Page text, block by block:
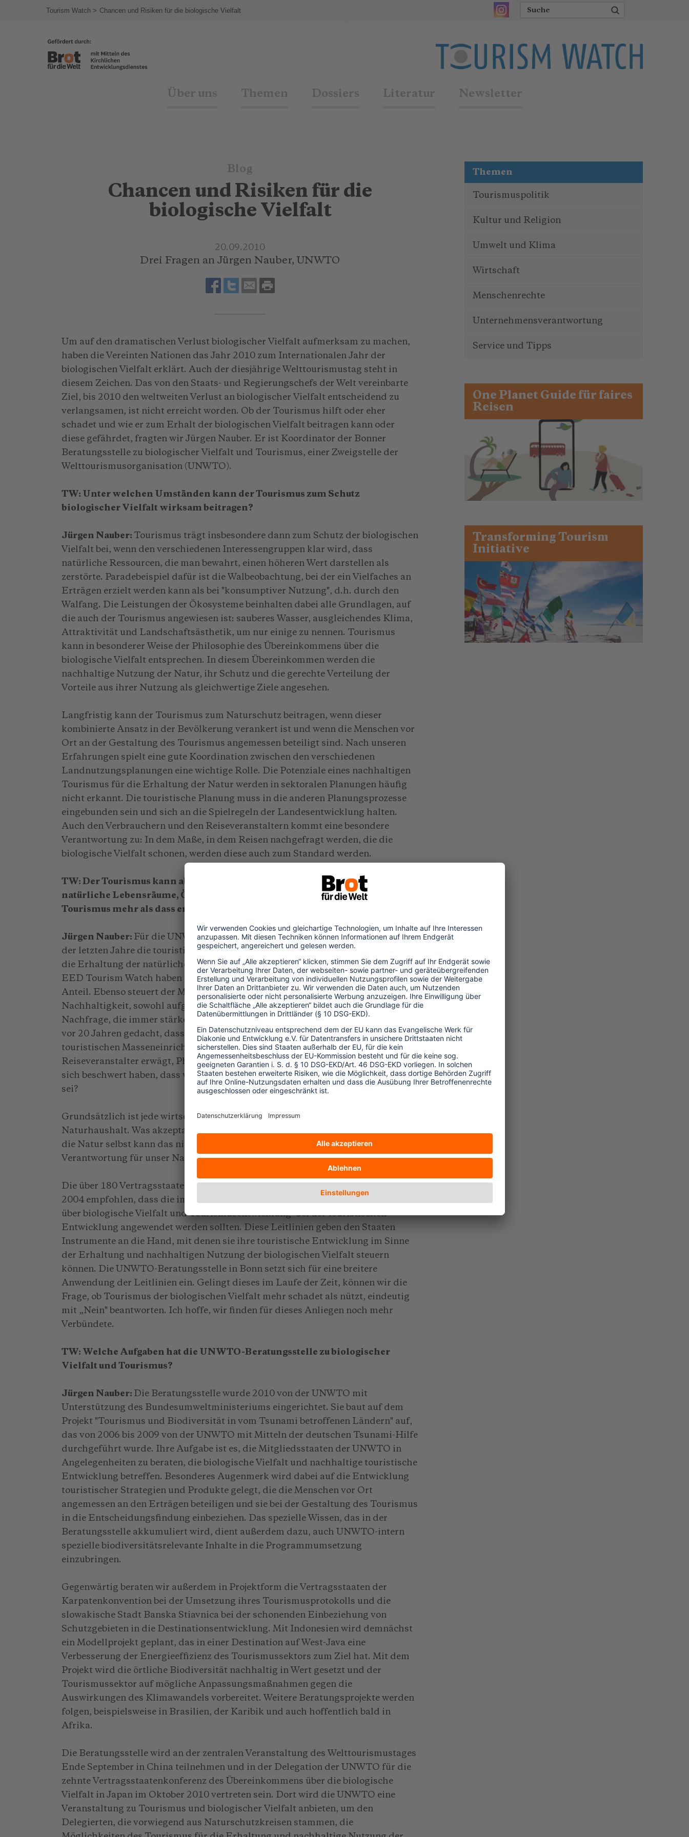
Tourism Watch Chancen und Risiken für die biologische Vielfalt
Über uns Themen Dossiers Literatur Newsletter
Blog
Chancen und Risiken für die
biologische Vielfalt
20.09.2010
Drei Fragen an Jürgen Nauber, UNWTO
Um auf den dramatischen Verlust biologischer Vielfalt aufmerksam zu machen,
haben die Vereinten Nationen das Jahr 2010 zum Internationalen Jahr der
biologischen Vielfalt erklärt. Auch der diesjährige Welttourismustag steht in
diesem Zeichen. Das von den Staats- und Regierungschefs der Welt vereinbarte
Ziel, bis 2010 den weltweiten Verlust an biologischer Vielfalt entscheidend zu
verlangsamen, ist nicht erreicht worden. Ob der Tourismus hilft oder eher
schadet und wie er zum Erhalt der biologischen Vielfalt beitragen kann oder
diese gefährdet, fragten wir Jürgen Nauber. Er ist Koordinator der Bonner
Beratungsstelle zu biologischer Vielfalt und Tourismus, einer Zweigstelle der
Welttourismusorganisation (UNWTO).
TW: Unter welchen Umständen kann der Tourismus zum Schutz
biologischer Vielfalt wirksam beitragen?
Jürgen Nauber: Tourismus trägt insbesondere dann zum Schutz der biologischen
Vielfalt bei, wenn den verschiedenen Interessengruppen klar wird, dass
natürliche Ressourcen, die man bewahrt, einen höheren Wert darstellen als
zerstörte. Paradebeispiel dafür ist die Walbeobachtung, bei der ein Vielfaches an
Erträgen erzielt werden kann als bei "konsumptiver Nutzung", d.h. durch den
Walfang. Die Leistungen der Ökosysteme beinhalten dabei alle Grundlagen, auf
die auch der Tourismus angewiesen ist: sauberes Wasser, ausgleichendes Klima,
Attraktivität und Landschaftsästhetik, um nur einige zu nennen. Tourismus
kann in besonderer Weise der Philosophie des Übereinkommens über die
biologische Vielfalt entsprechen. In diesem Übereinkommen werden die
nachhaltige Nutzung der Natur, ihr Schutz und die gerechte Verteilung der
Vorteile aus ihrer Nutzung als gleichwertige Ziele angesehen.
Langfristig kann der Tourismus zum Naturschutz beitragen, wenn dieser
kombinierte Ansatz in der Bevölkerung verankert ist und wenn die Menschen vor
Ort an der Gestaltung des Tourismus angemessen beteiligt sind. Nach unseren
Erfahrungen spielt eine gute Koordination zwischen den verschiedenen
Landnutzungsplanungen eine wichtige Rolle. Die Potenziale eines nachhaltigen
Tourismus für die Erhaltung der Natur werden in sektoralen Planungen häufig
nicht erkannt. Die touristische Planung muss in die anderen Planungsprozesse
eingebunden sein und sich an die Spielregeln der Landesentwicklung halten.
Auch den Verbrauchern und den Reiseveranstaltern kommt eine besondere
Verantwortung zu: In dem Maße, in dem Reisen nachgefragt werden, die die
biologische Vielfalt schonen, werden diese auch zum Standard werden.
TW: Der Tourismus kann aber auch deutlich negative Auswirkungen auf
natürliche Lebensräume, Ökosysteme und die Artenvielfalt haben. Schadet
Tourismus mehr als dass er nützt?
Jürgen Nauber: Für die UNWTO wird zunehmend deutlich, dass sich im Laufe
der letzten Jahre die touristischen Akteure immer mehr der Verantwortung für
die Erhaltung der natürlichen Ressourcen bewusst werden. Organisationen wie
EED Tourism Watch haben durch ihren Akzent auf Sensibilisierung daran einen
Anteil. Ebenso steuert der Markt in gewissem Maße den Tourismus in Richtung
Nachhaltigkeit, sowohl aufgrund des erhöhten Wettbewerbs, als auch wegen der
Nachfrage, die immer stärker auf Nachhaltigkeitskriterien reagiert. Wer hätte
vor 20 Jahren gedacht, dass auf einer spanischen Mittelmeerinsel alle
touristischen Masseneinrichtungen zurückgebaut werden? Oder dass ein
Reiseveranstalter erwägt, Phuket aus dem Programm zu nehmen, da die Kunden
sich beschwert haben, dass von der Natur in Thailand dort nichts mehr zu sehen
sei?
Grundsätzlich ist jede wirtschaftliche Tätigkeit ein Eingriff in den
Naturhaushalt. Was akzeptabel ist und was nicht, beurteilen wir Menschen, denn
die Natur selbst kann das nicht. Eben daraus leitet sich unsere besondere
Verantwortung für unser Naturerbe ab: es zu erhalten, zu unserem Wohl.
Die über 180 Vertragsstaaten des Abkommens über die biologische Vielfalt haben
2004 empfohlen, dass die im Rahmen des Abkommens erarbeiteten "Leitlinien
über biologische Vielfalt und Tourismusentwicklung" bei der touristischen
Entwicklung angewendet werden sollten. Diese Leitlinien geben den Staaten
Instrumente an die Hand, mit denen sie ihre touristische Entwicklung im Sinne
der Erhaltung und nachhaltigen Nutzung der biologischen Vielfalt steuern
können. Die UNWTO-Beratungsstelle in Bonn setzt sich für eine breitere
Anwendung der Leitlinien ein. Gelingt dieses im Laufe der Zeit, können wir die
Frage, ob Tourismus der biologischen Vielfalt mehr schadet als nützt, eindeutig
mit „Nein" beantworten. Ich hoffe, wir finden für dieses Anliegen noch mehr
Verbündete.
TW: Welche Aufgaben hat die UNWTO-Beratungsstelle zu biologischer
Vielfalt und Tourismus?
Jürgen Nauber: Die Beratungsstelle wurde 2010 von der UNWTO mit
Unterstützung des Bundesumweltministeriums eingerichtet. Sie baut auf dem
Projekt "Tourismus und Biodiversität in vom Tsunami betroffenen Ländern" auf,
das von 2006 bis 2009 von der UNWTO mit Mitteln der deutschen Tsunami-Hilfe
durchgeführt wurde. Ihre Aufgabe ist es, die Mitgliedsstaaten der UNWTO in
Angelegenheiten zu beraten, die biologische Vielfalt und nachhaltige touristische
Entwicklung betreffen. Besonderes Augenmerk wird dabei auf die Entwicklung
touristischer Strategien und Produkte gelegt, die die Menschen vor Ort
angemessen an den Erträgen beteiligen und sie bei der Gestaltung des Tourismus
in die Entscheidungsfindung einbeziehen. Das spezielle Wissen, das in der
Beratungsstelle akkumuliert wird, dient außerdem dazu, auch UNWTO-intern
spezielle biodiversitätsrelevante Inhalte in die Programmumsetzung
einzubringen.
Gegenwärtig beraten wir außerdem in Projektform die Vertragsstaaten der
Karpatenkonvention bei der Umsetzung ihres Tourismusprotokolls und die
slowakische Stadt Banska Stiavnica bei der schonenden Einbeziehung von
Schutzgebieten in die Destinationsentwicklung. Mit Indonesien wird demnächst
ein Modellprojekt geplant, das in einer Destination auf West-Java eine
Verbesserung der Energieeffizienz des Tourismussektors zum Ziel hat. Mit dem
Projekt wird die örtliche Biodiversität nachhaltig in Wert gesetzt und der
Tourismussektor auf mögliche Anpassungsmaßnahmen gegen die
Auswirkungen des Klimawandels vorbereitet. Weitere Beratungsprojekte werden
folgen, beispielsweise in Brasilien, der Karibik und auch hoffentlich bald in
Afrika.
Die Beratungsstelle wird an der zentralen Veranstaltung des Welttourismustages
Ende September in China teilnehmen und in der Delegation der UNWTO für die
zehnte Vertragsstaatenkonferenz des Übereinkommens über die biologische
Vielfalt in Japan im Oktober 2010 vertreten sein. Dort wird die UNWTO eine
Veranstaltung zu Tourismus und biologischer Vielfalt anbieten, um den
Delegierten, die vorwiegend aus Naturschutzkreisen stammen, die
Themen
Tourismuspolitik
Kultur und Religion
Umwelt und Klima
Wirtschaft
Menschenrechte
Unternehmensverantwortung
Service und Tipps
One Planet Guide für faires
Reisen
Transforming Tourism
Initiative